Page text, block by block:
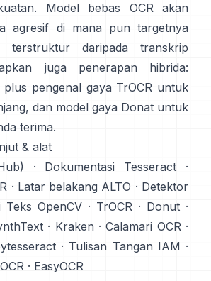
Model bebas OCR akan
agresif di mana pun targetnya
terstruktur daripada transkrip
juga penerapan hibrida:
pengenal gaya TrOCR untuk
dan model gaya Donat untuk
terima.
& alat
· Dokumentasi Tesseract ·
· Latar belakang ALTO · Detektor
Teks OpenCV · TrOCR · Donut ·
· Kraken·Calamari OCR·
· Tulisan Tangan IAM ·
· EasyOCR